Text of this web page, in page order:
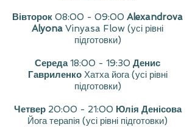
Вівторок 08:00 - 09:00 Alexandrova
Alyona Vinyasa Flow (усі рівні
підготовки)
Середа18:00 - 19:30 Денис
Гавриленко Хатха йога (усі рівні
підготовки)
Четвер20:00 - 21:00 Юлія Денісова
Йога терапія (усі рівні підготовки)